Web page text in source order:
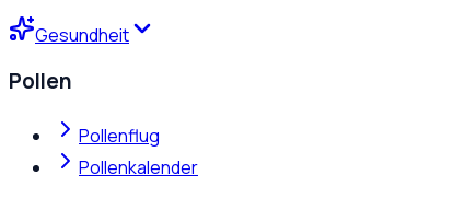
Gesundheit
Pollen
Pollenflug
Pollenkalender